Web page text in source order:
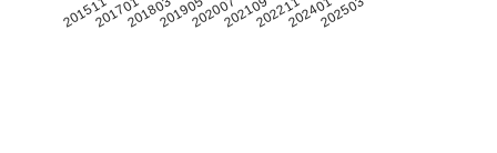
201511201701201803201905202007202109202211202401202503